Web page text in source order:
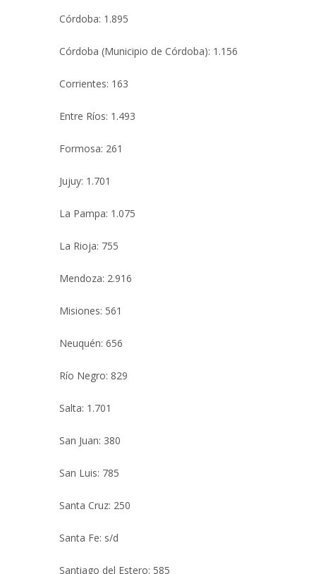
Córdoba: 1.895
Córdoba (Municipio de Córdoba): 1.156
Corrientes: 163
Entre Ríos: 1.493
Formosa: 261
Jujuy: 1.701
La Pampa: 1.075
La Rioja: 755
Mendoza: 2.916
Misiones: 561
Neuquén: 656
Río Negro: 829
Salta: 1.701
San Juan: 380
San Luis: 785
Santa Cruz: 250
Santa Fe: s/d
Santiago del Estero: 585